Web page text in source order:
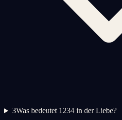
3Was bedeutet 1234 in der Liebe?